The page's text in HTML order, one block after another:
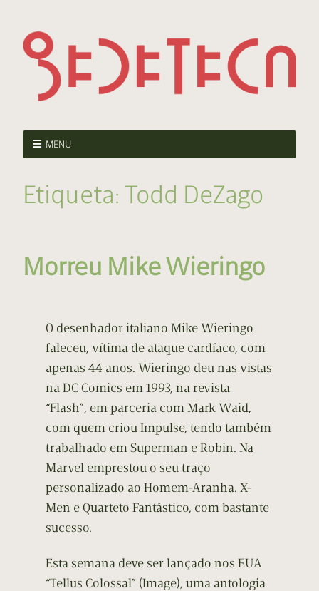
MENU
Etiqueta: Todd DeZago
Morreu Mike Wieringo
O desenhador italiano Mike Wieringo
faleceu, vítima de ataque cardíaco, com
apenas 44 anos. Wieringo deu nas vistas
na DC Comics em 1993, na revista
“Flash”, em parceria com Mark Waid,
com quem criou Impulse, tendo também
trabalhado em Superman e Robin. Na
Marvel emprestou o seu traço
personalizado ao Homem-Aranha. X-
Men e Quarteto Fantástico, com bastante
sucesso.
Esta semana deve ser lançado nos EUA
“Tellus Colossal” (Image), uma antologia